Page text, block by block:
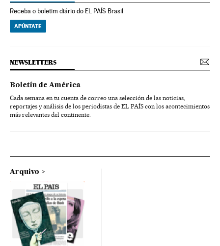
Receba o boletim diário do EL PAÍS Brasil
APÚNTATE
NEWSLETTERS
Boletín de América
Cada semana en tu cuenta de correo una selección de las noticias,
reportajes y análisis de los periodistas de EL PAÍS con los acontecimientos
más relevantes del continente.
Arquivo